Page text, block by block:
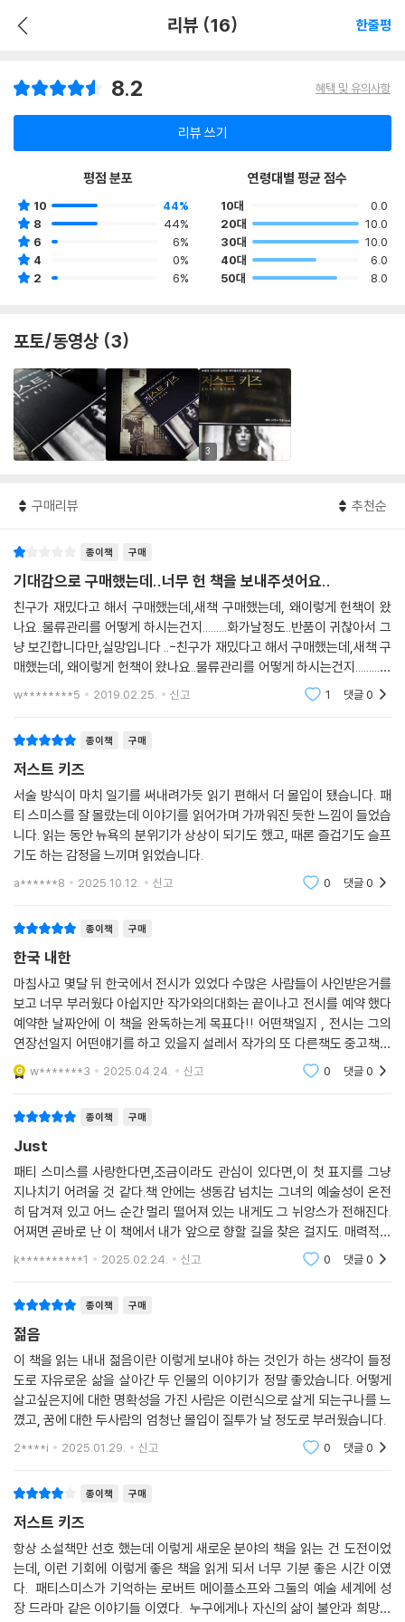
리뷰 (16) 한줄평
8.2 혜택 및 유의사항
리뷰 쓰기
평점 분포
10
44%
8
44%
6
6%
4
0%
2
6%
연령대별 평균 점수
10대
0.0
20대
10.0
30대
10.0
40대
6.0
50대
8.0
포토/동영상 (3)
3
구매리뷰 추천순
종이책 구매
기대감으로 구매했는데..너무 헌 책을 보내주셧어요..
친구가 재밌다고 해서 구매했는데,새책 구매했는데, 왜이렇게 헌책이 왔
나요..물류관리를 어떻게 하시는건지.........화가날정도..반품이 귀찮아서 그
냥 보긴합니다만,실망입니다 ..-친구가 재밌다고 해서 구매했는데,새책 구
매했는데, 왜이렇게 헌책이 왔나요..물류관리를 어떻게 하시는건지.........화
가날정도..반품이 귀찮아서 그냥 보긴합니다만,실망입니다 ..
w********5 2019.02.25. 신고 1 댓글0
종이책 구매
저스트 키즈
서술 방식이 마치 일기를 써내려가듯 읽기 편해서 더 몰입이 됐습니다. 패
티 스미스를 잘 몰랐는데 이야기를 읽어가며 가까워진 듯한 느낌이 들었습
니다. 읽는 동안 뉴욕의 분위기가 상상이 되기도 했고, 때론 즐겁기도 슬프
기도 하는 감정을 느끼며 읽었습니다.
a******8 2025.10.12. 신고 0 댓글0
종이책 구매
한국 내한
마침사고 몇달 뒤 한국에서 전시가 있었다 수많은 사람들이 사인받은거를
보고 너무 부러웠다 아쉽지만 작가와의대화는 끝이나고 전시를 예약 했다
예약한 날짜안에 이 책을 완독하는게 목표다!! 어떤책일지 , 전시는 그의
연장선일지 어떤얘기를 하고 있을지 설레서 작가의 또 다른책도 중고책으
로 구매했다 읽을게 많다 이만
w*******3 2025.04.24. 신고 0 댓글0
종이책 구매
Just
패티 스미스를 사랑한다면,조금이라도 관심이 있다면,이 첫 표지를 그냥
지나치기 어려울 것 같다.책 안에는 생동감 넘치는 그녀의 예술성이 온전
히 담겨져 있고 어느 순간 멀리 떨어져 있는 내게도 그 뉘앙스가 전해진다.
어쩌면 곧바로 난 이 책에서 내가 앞으로 향할 길을 찾은 걸지도. 매력적인
책이라 닳도록 읽고 싶다.
k**********1 2025.02.24. 신고 0 댓글0
종이책 구매
젊음
이 책을 읽는 내내 젊음이란 이렇게 보내야 하는 것인가 하는 생각이 들정
도로 자유로운 삶을 살아간 두 인물의 이야기가 정말 좋았습니다. 어떻게
살고싶은지에 대한 명확성을 가진 사람은 이런식으로 살게 되는구나를 느
꼈고, 꿈에 대한 두사람의 엄청난 몰입이 질투가 날 정도로 부러웠습니다.
2****i 2025.01.29. 신고 0 댓글0
종이책 구매
저스트 키즈
항상 소설책만 선호 했는데 이렇게 새로운 분야의 책을 읽는 건 도전이었
는데, 이런 기회에 이렇게 좋은 책을 읽게 되서 너무 기분 좋은 시간 이였
다. 패티스미스가 기억하는 로버트 메이플소프와 그둘의 예술 세계에 성
장 드라마 같은 이야기들 이였다. 누구에게나 자신의 삶이 불안과 희망으